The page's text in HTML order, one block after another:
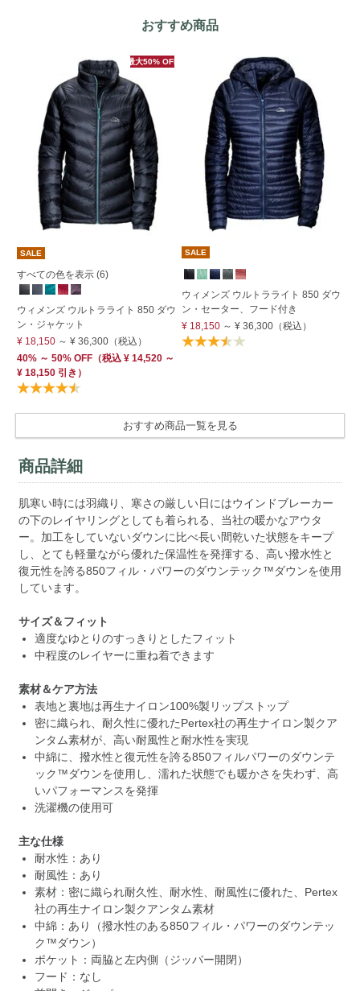
おすすめ商品
最大50% OFF
SALE
すべての色を表示 (6)
ウィメンズ ウルトラライト 850 ダウ
ン・ジャケット
¥ 18,150～ ¥ 36,300（税込）
40% ～ 50% OFF（税込 ¥ 14,520 ～
¥ 18,150 引き）
SALE
ウィメンズ ウルトラライト 850 ダウ
ン・セーター、フード付き
¥ 18,150 ～ ¥ 36,300 （税込）
おすすめ商品一覧を見る
商品詳細
肌寒い時には羽織り、寒さの厳しい日にはウインドブレーカー
の下のレイヤリングとしても着られる、当社の暖かなアウタ
ー。加工をしていないダウンに比べ長い間乾いた状態をキープ
し、とても軽量ながら優れた保温性を発揮する、高い撥水性と
復元性を誇る850フィル・パワーのダウンテック™ダウンを使用
しています。
サイズ＆フィット
適度なゆとりのすっきりとしたフィット
中程度のレイヤーに重ね着できます
素材＆ケア方法
表地と裏地は再生ナイロン100%製リップストップ
密に織られ、耐久性に優れたPertex社の再生ナイロン製クア
ンタム素材が、高い耐風性と耐水性を実現
中綿に、撥水性と復元性を誇る850フィルパワーのダウンテ
ック™ダウンを使用し、濡れた状態でも暖かさを失わず、高
いパフォーマンスを発揮
洗濯機の使用可
主な仕様
耐水性：あり
耐風性：あり
素材：密に織られ耐久性、耐水性、耐風性に優れた、Pertex
社の再生ナイロン製クアンタム素材
中綿：あり（撥水性のある850フィル・パワーのダウンテッ
ク™ダウン）
ポケット：両脇と左内側（ジッパー開閉）
フード：なし